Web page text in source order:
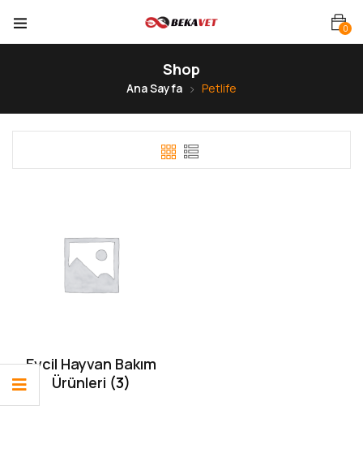
0
Shop
Ana Sayfa Petlife
Evcil Hayvan Bakım
Ürünleri (3)